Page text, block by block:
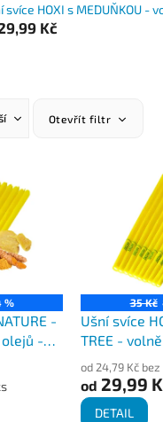
svíce HOXI s MEDUŇKOU -
Kč
Otevřít filtr
%
-
-
35 Kč
Ušní svíce
TREE -
od 24,79 Kč bez
od 29,99
DETAIL